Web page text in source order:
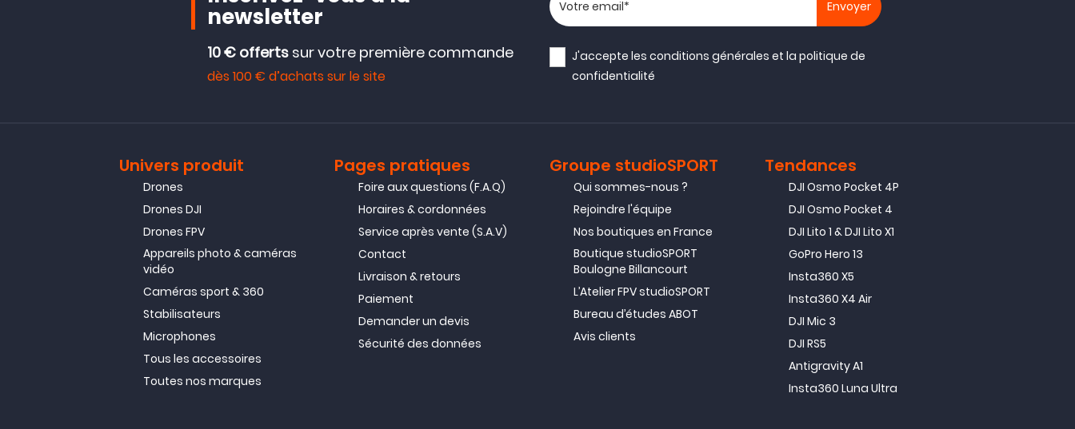
newsletter
10 € offerts sur votre première commande
dès 100 € d’achats sur le site
J'accepte lesconditions générales et lapolitique de
confidentialité
Univers produit
Drones
Drones DJI
Drones FPV
Appareils photo & caméras
vidéo
Caméras sport & 360
Stabilisateurs
Microphones
Tous les accessoires
Toutes nos marques
Pages pratiques
Foire aux questions (F.A.Q)
Horaires & cordonnées
Service après vente (S.A.V)
Contact
Livraison & retours
Paiement
Demander un devis
Sécurité des données
Groupe studioSPORT
Qui sommes-nous ?
Rejoindre l'équipe
Nos boutiques en France
Boutique studioSPORT
Boulogne Billancourt
L’Atelier FPV studioSPORT
Bureau d’études ABOT
Avis clients
Tendances
DJI Osmo Pocket 4P
DJI Osmo Pocket 4
DJI Lito 1 & DJI Lito X1
GoPro Hero 13
Insta360 X5
Insta360 X4 Air
DJI Mic 3
DJI RS5
Antigravity A1
Insta360 Luna Ultra